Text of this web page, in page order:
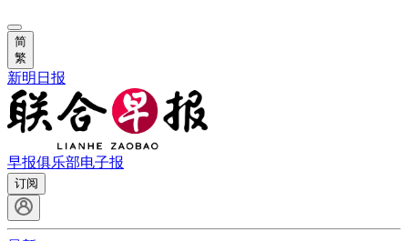
简
繁
新明日报
早报俱乐部电子报
订阅